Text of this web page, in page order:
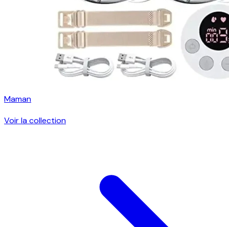
Maman
Voir la collection